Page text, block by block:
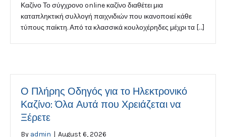
Καζίνο Το σύγχρονο online καζίνο διαθέτει μια
καταπληκτική συλλογή παιχνιδιών που ικανοποιεί κάθε
τύπους παίκτη. Από τα κλασσικά κουλοχέρηδες μέχρι τα […]
Ο Πλήρης Οδηγός για το Ηλεκτρονικό
Καζίνο: Όλα Αυτά που Χρειάζεται να
Ξέρετε
By admin | August 6, 2026